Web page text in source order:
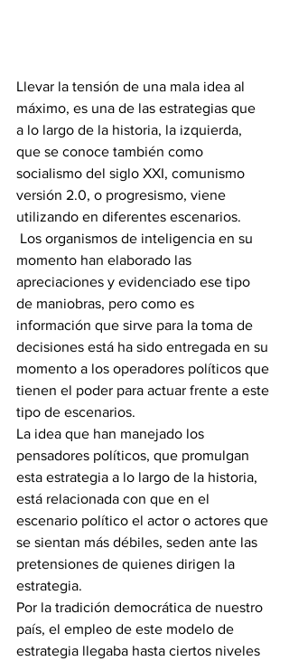
Llevar la tensión de una mala idea al
máximo, es una de las estrategias que
a lo largo de la historia, la izquierda,
que se conoce también como
socialismo del siglo XXI, comunismo
versión 2.0, o progresismo, viene
utilizando en diferentes escenarios.
Los organismos de inteligencia en su
momento han elaborado las
apreciaciones y evidenciado ese tipo
de maniobras, pero como es
información que sirve para la toma de
decisiones está ha sido entregada en su
momento a los operadores políticos que
tienen el poder para actuar frente a este
tipo de escenarios.
La idea que han manejado los
pensadores políticos, que promulgan
esta estrategia a lo largo de la historia,
está relacionada con que en el
escenario político el actor o actores que
se sientan más débiles, seden ante las
pretensiones de quienes dirigen la
estrategia.
Por la tradición democrática de nuestro
país, el empleo de este modelo de
estrategia llegaba hasta ciertos niveles